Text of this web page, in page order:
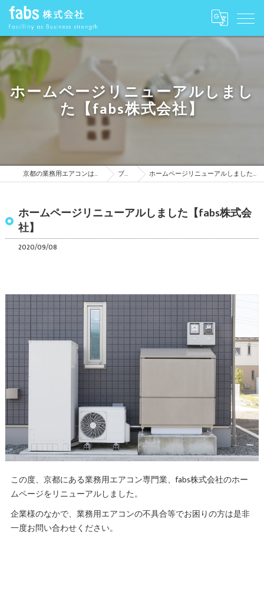
ホームページリニューアルしまし
た【fabs株式会社】
京都の業務用エアコンはfabs株式会社 ブログ ホームページリニューアルしました【fabs株式会社】
ホームページリニューアルしました【fabs株式会
社】
2020/09/08
この度、京都にある業務用エアコン専門業、fabs株式会社のホー
ムページをリニューアルしました。
企業様のなかで、業務用エアコンの不具合等でお困りの方は是非
一度お問い合わせください。